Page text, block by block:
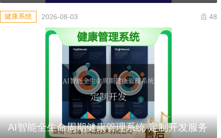
健康系统 2026-08-03 48
AI智能全生命周期健康管理系统 定制开发服务